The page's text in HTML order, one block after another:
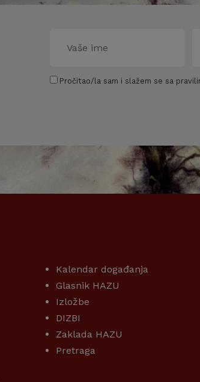
Pročitao/la sam i slažem se sa
Kalendar događanja
Glasnik HAZU
Izložbe
DIZBI
Zaklada HAZU
Pretraga